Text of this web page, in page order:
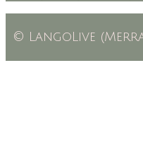
© LangoLive